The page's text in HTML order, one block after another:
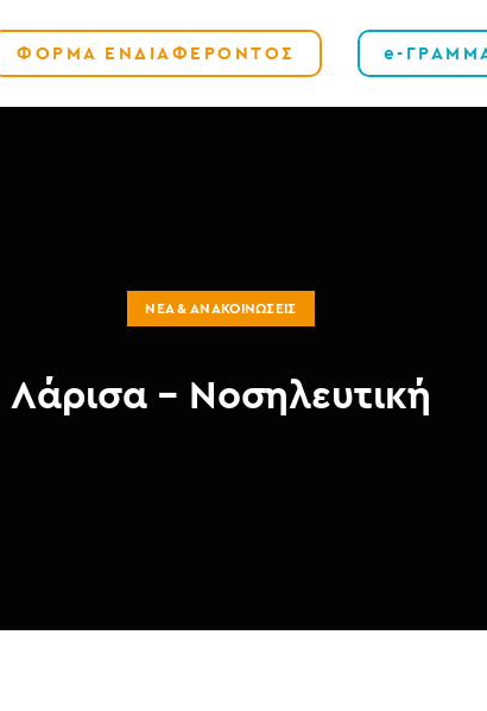
ΦΟΡΜΑ ΕΝΔΙΑΦΕΡΟΝΤΟΣ e-
ΝΈΑ & ΑΝΑΚΟΙΝΏΣΕΙΣ
Λάρισα – Νοσηλευτική